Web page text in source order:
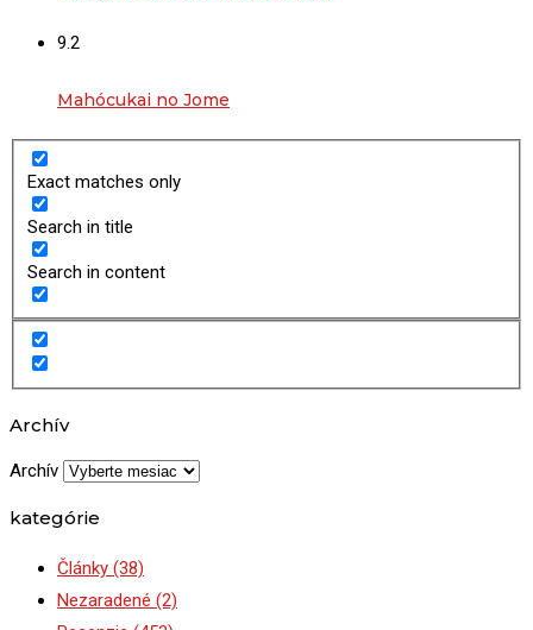
9.2
Mahócukai no Jome
Exact matches only
Search in title
Search in content
Archív
Archív
kategórie
Články (38)
Nezaradené (2)